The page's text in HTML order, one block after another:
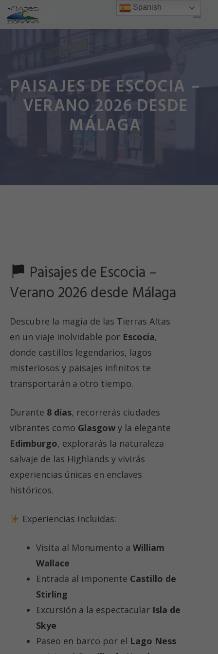
Saltar
PAISAJES DE ESCOCIA –
VERANO 2026 DESDE
MÁLAGA
Paisajes de Escocia –
Verano 2026 desde Málaga
Descubre la magia de las Tierras Altas
en un viaje inolvidable por Escocia,
donde castillos legendarios, lagos
misteriosos y paisajes infinitos te
transportarán a otro tiempo.
Durante 8 días, recorrerás ciudades
vibrantes como Glasgow y la elegante
Edimburgo, explorarás la naturaleza
salvaje de las Highlands y vivirás
experiencias únicas en enclaves
históricos.
Experiencias incluidas:
Visita al Monumento a William
Wallace
Entrada al imponente Castillo de
Stirling
Excursión a la espectacular Isla de
Skye
Paseo en barco por el Lago Ness
Spanish